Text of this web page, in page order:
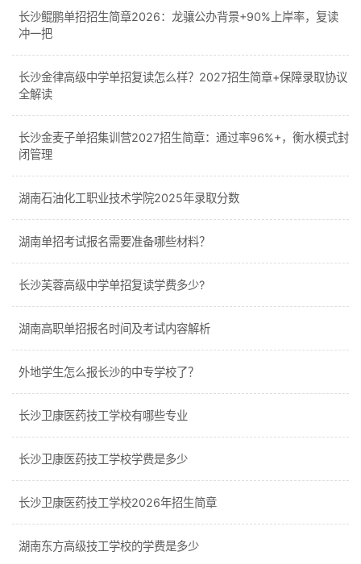
长沙鲲鹏单招招生简章2026：龙骧公办背景+90%上岸率，复读
冲一把
长沙金律高级中学单招复读怎么样？2027招生简章+保障录取协议
全解读
长沙金麦子单招集训营2027招生简章：通过率96%+，衡水模式封
闭管理
湖南石油化工职业技术学院2025年录取分数
湖南单招考试报名需要准备哪些材料？
长沙芙蓉高级中学单招复读学费多少?
湖南高职单招报名时间及考试内容解析
外地学生怎么报长沙的中专学校了？
长沙卫康医药技工学校有哪些专业
长沙卫康医药技工学校学费是多少
长沙卫康医药技工学校2026年招生简章
湖南东方高级技工学校的学费是多少